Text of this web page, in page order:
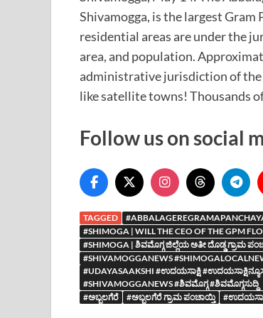
Shivamogga, is the largest
residential areas are under the
area, and population.
administrative jurisdiction of the
like satellite towns! Thousands
Follow us on social
TAGGED
#SHIMOGA | WILL THE CEO OF THE GPM
#SHIMOGA | ಶಿವಮೊಗ್ಗ ಜಿಲ್ಲೆಯ ಅತೀ ದೊಡ್ಡ ಗ್ರಾಮ
#SHIVAMOGGANEWS
#UDAYASAAKSHI #ಉದಯಸಾಕ್ಷಿ
#SHIVAMOGGANEWS #ಶಿವಮೊಗ್ಗ #ಶಿವಮೊಗ್ಗಸುದ್ದಿ
#ಅಬ್ಬಲಗೆರೆ
#ಅಬ್ಬಲಗೆರೆ ಗ್ರಾಮ ಪಂಚಾಯ್ತಿ